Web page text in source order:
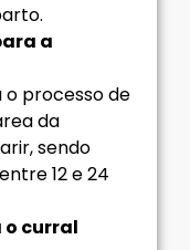
a
o processo de
da
sendo
12 e 24
curral